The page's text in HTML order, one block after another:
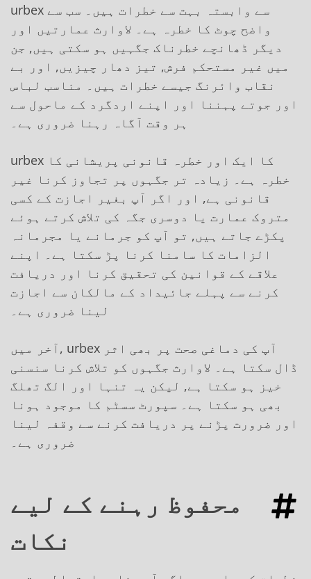
urbex سے وابستہ بہت سے خطرات ہیں۔ سب سے
واضح چوٹ کا خطرہ ہے۔ لاوارث عمارتیں اور
دیگر ڈھانچے خطرناک جگہیں ہو سکتی ہیں, جن
میں غیر مستحکم فرش, تیز دھار چیزیں, اور بے
نقاب وائرنگ جیسے خطرات ہیں۔ مناسب لباس
اور جوتے پہننا اور اپنے اردگرد کے ماحول سے
ہر وقت آگاہ رہنا ضروری ہے۔
urbex کا ایک اور خطرہ قانونی پریشانی کا
خطرہ ہے۔ زیادہ تر جگہوں پر تجاوز کرنا غیر
قانونی ہے, اور اگر آپ بغیر اجازت کے کسی
متروک عمارت یا دوسری جگہ کی تلاش کرتے ہوئے
پکڑے جاتے ہیں, تو آپ کو جرمانے یا مجرمانہ
الزامات کا سامنا کرنا پڑ سکتا ہے۔ اپنے
علاقے کے قوانین کی تحقیق کرنا اور دریافت
کرنے سے پہلے جائیداد کے مالکان سے اجازت
لینا ضروری ہے۔
آخر میں, urbex آپ کی دماغی صحت پر بھی اثر
ڈال سکتا ہے۔ لاوارث جگہوں کو تلاش کرنا سنسنی
خیز ہو سکتا ہے, لیکن یہ تنہا اور الگ تھلگ
بھی ہو سکتا ہے۔ سپورٹ سسٹم کا موجود ہونا
اور ضرورت پڑنے پر دریافت کرنے سے وقفہ لینا
ضروری ہے۔
محفوظ رہنے کے لیے
نکات